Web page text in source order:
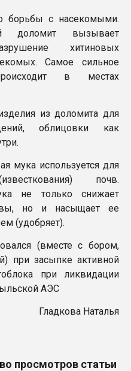
с насекомыми.
доломит вызывает
хитиновых
Самое сильное
в местах
из доломита для
облицовки как
используется для
почв.
не только снижает
но и насыщает ее
(удобряет).
(вместе с бором,
при засыпке активной
при ликвидации
АЭС
​Гладкова Наталья
просмотров статьи